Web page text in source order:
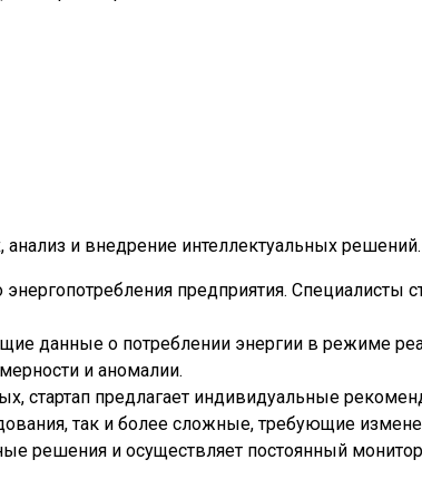
и внедрение интеллектуальных решений.
предприятия. Специалисты
данные о потреблении энергии в режиме
и аномалии.
стартап предлагает индивидуальные
так и более сложные, требующие
решения и осуществляет постоянный